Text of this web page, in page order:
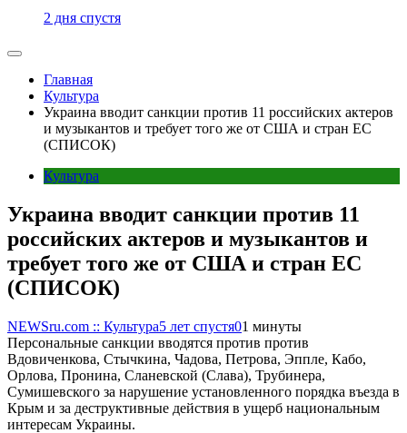
2 дня спустя
Главная
Культура
Украина вводит санкции против 11 российских актеров
и музыкантов и требует того же от США и стран ЕС
(СПИСОК)
Культура
Украина вводит санкции против 11
российских актеров и музыкантов и
требует того же от США и стран ЕС
(СПИСОК)
NEWSru.com :: Культура5 лет спустя01 минуты
Персональные санкции вводятся против против
Вдовиченкова, Стычкина, Чадова, Петрова, Эппле, Кабо,
Орлова, Пронина, Сланевской (Слава), Трубинера,
Сумишевского за нарушение установленного порядка въезда в
Крым и за деструктивные действия в ущерб национальным
интересам Украины.